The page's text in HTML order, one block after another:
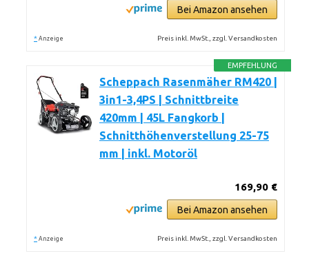
Bei Amazon ansehen
* Anzeige Preis inkl. MwSt., zzgl. Versandkosten
EMPFEHLUNG
Scheppach Rasenmäher RM420 |
3in1-3,4PS | Schnittbreite
420mm | 45L Fangkorb |
Schnitthöhenverstellung 25-75
mm | inkl. Motoröl
169,90 €
Bei Amazon ansehen
* Anzeige Preis inkl. MwSt., zzgl. Versandkosten